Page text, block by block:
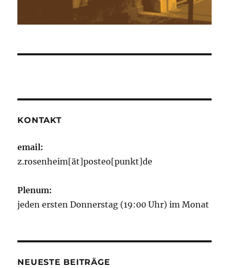
KONTAKT
email:
z.rosenheim[ät]posteo[punkt]de
Plenum:
jeden ersten Donnerstag (19:00 Uhr) im Monat
NEUESTE BEITRÄGE